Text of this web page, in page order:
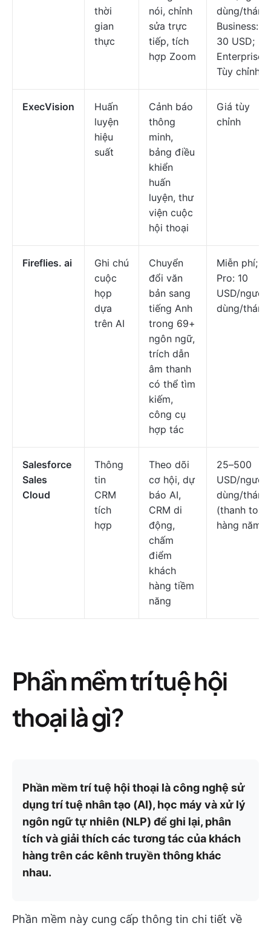
thời
gian
thực
nói, chỉnh
sửa trực
tiếp, tích
hợp Zoom
dùng/tháng;
Business:
30 USD;
Enterprise:
Tùy chỉnh
ExecVision
Huấn
luyện
hiệu
suất
Cảnh báo
thông
minh,
bảng điều
khiển
huấn
luyện, thư
viện cuộc
hội thoại
Giá tùy
chỉnh
Fireflies. ai
Ghi chú
cuộc
họp
dựa
trên AI
Chuyển
đổi văn
bản sang
tiếng Anh
trong 69+
ngôn ngữ,
trích dẫn
âm thanh
có thể tìm
kiếm,
công cụ
hợp tác
Miễn phí;
Pro: 10
USD/người
dùng/tháng
Salesforce
Sales
Cloud
Thông
tin
CRM
tích
hợp
Theo dõi
cơ hội, dự
báo AI,
CRM di
động,
chấm
điểm
khách
hàng tiềm
năng
25–500
USD/người
dùng/tháng
(thanh toán
hàng năm)
Phần mềm trí tuệ hội
thoại là gì?
Phần mềm trí tuệ hội thoại là công nghệ sử
dụng trí tuệ nhân tạo (AI), học máy và xử lý
ngôn ngữ tự nhiên (NLP) để ghi lại, phân
tích và giải thích các tương tác của khách
hàng trên các kênh truyền thông khác
nhau.
Phần mềm này cung cấp thông tin chi tiết về